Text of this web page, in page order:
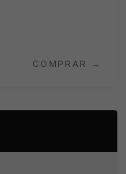
COMPRAR